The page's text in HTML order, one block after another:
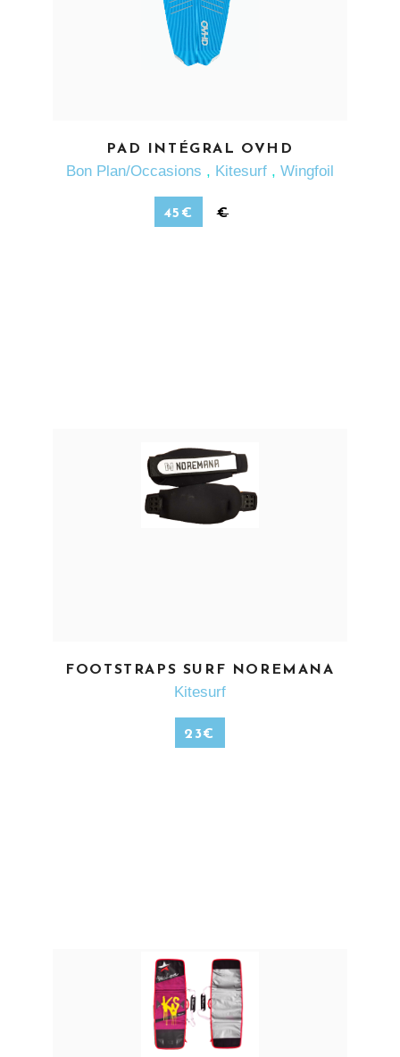
EN SAVOIR PLUS
PAD INTÉGRAL OVHD
Bon Plan/Occasions , Kitesurf , Wingfoil
45 € €
EN SAVOIR PLUS
FOOTSTRAPS SURF NOREMANA
Kitesurf
23€